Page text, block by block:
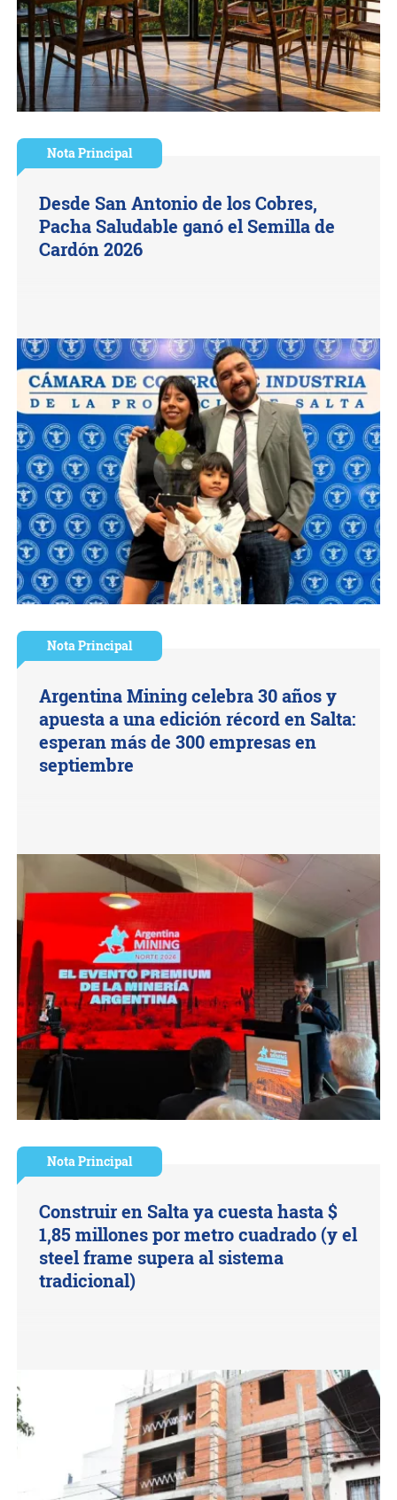
Nota Principal
Desde San Antonio de los Cobres,
Pacha Saludable ganó el Semilla de
Cardón 2026
Nota Principal
Argentina Mining celebra 30 años y
apuesta a una edición récord en Salta:
esperan más de 300 empresas en
septiembre
Nota Principal
Construir en Salta ya cuesta hasta $
1,85 millones por metro cuadrado (y el
steel frame supera al sistema
tradicional)